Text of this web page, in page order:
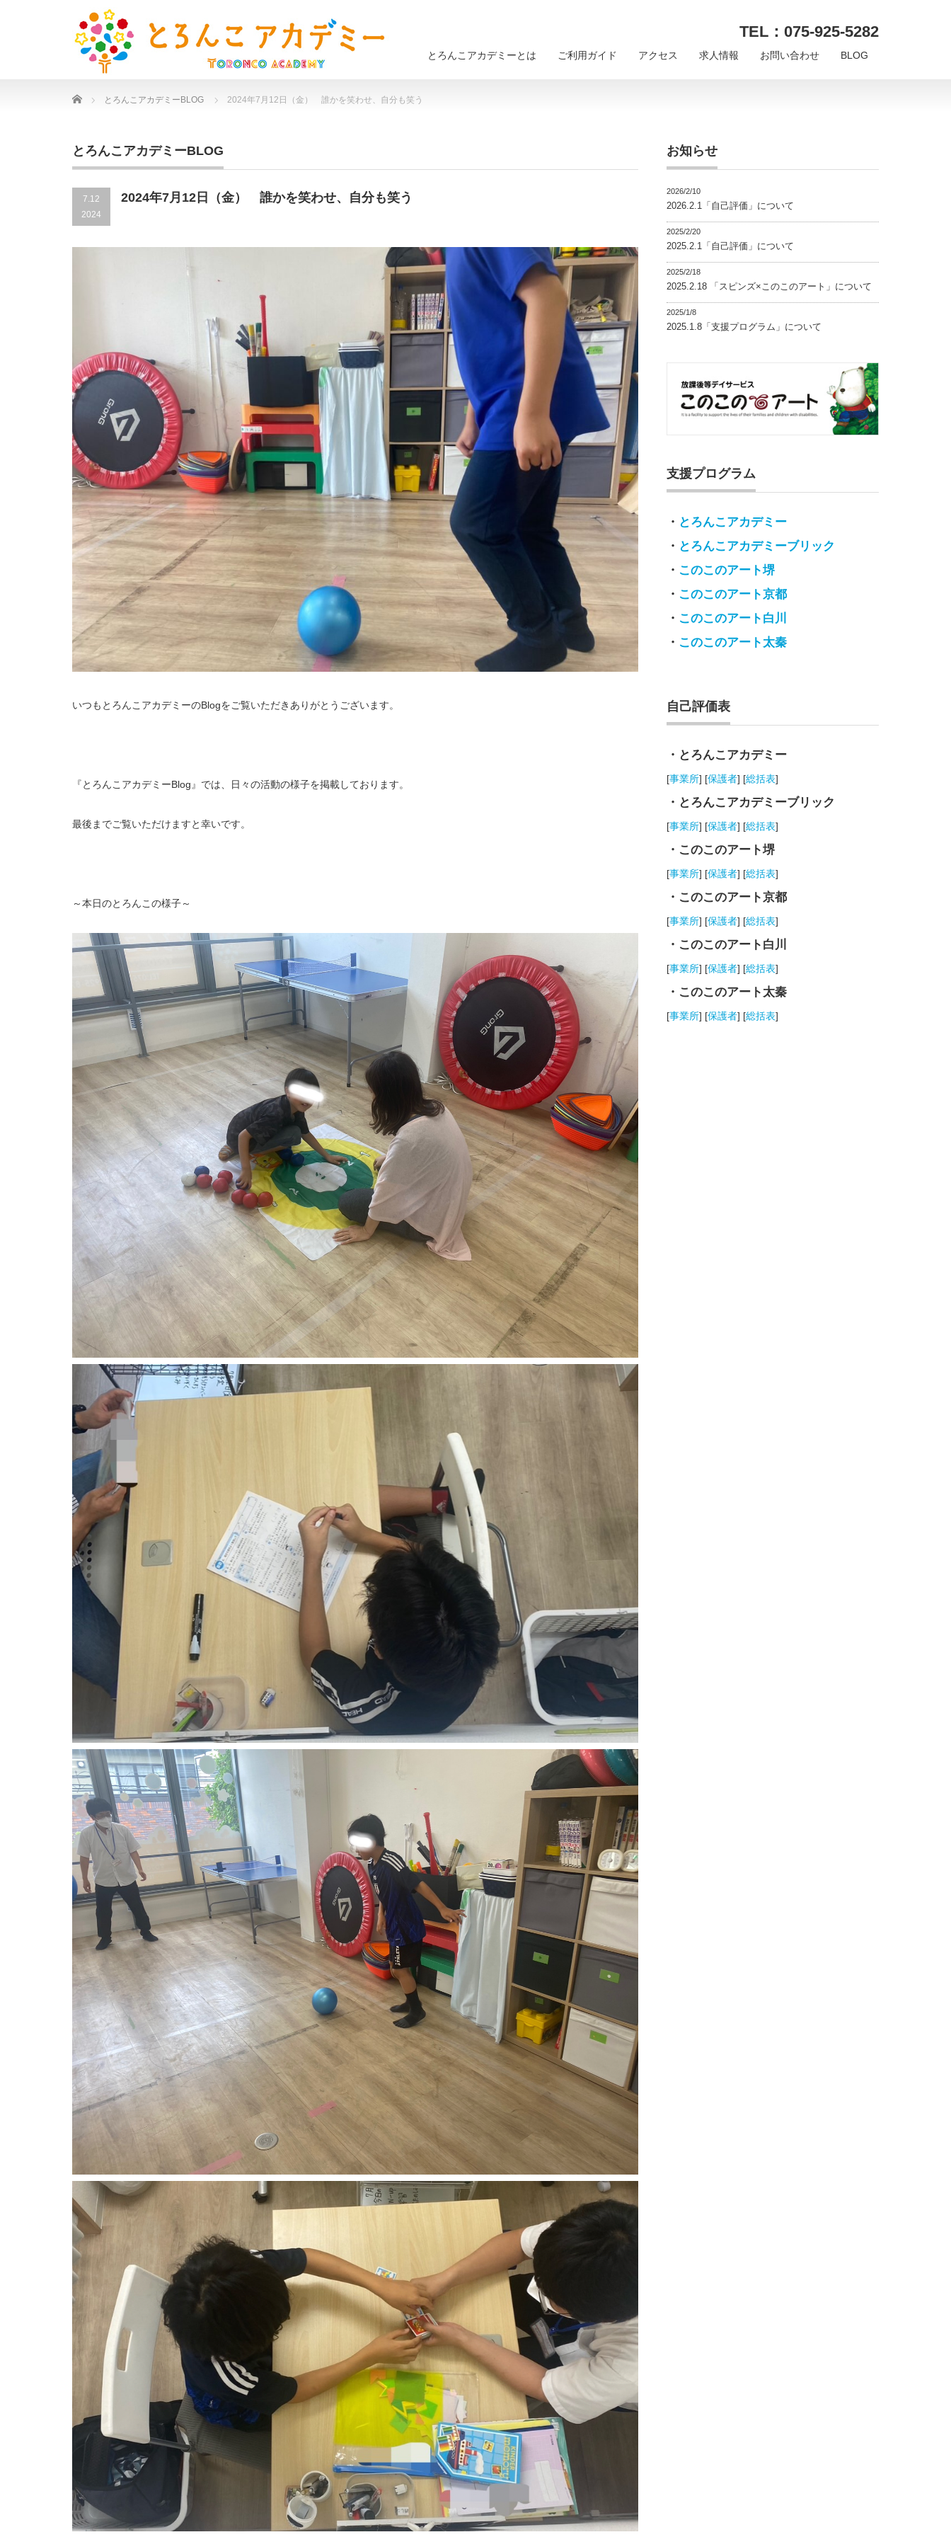
TEL：075-925-5282
とろんこアカデミーとは ご利用ガイド アクセス 求人情報 お問い合わせ BLOG
Home とろんこアカデミーBLOG 2024年7月12日（金） 誰かを笑わせ、自分も笑う
とろんこアカデミーBLOG
7.12
2024
2024年7月12日（金） 誰かを笑わせ、自分も笑う
いつもとろんこアカデミーのBlogをご覧いただきありがとうございます。
『とろんこアカデミーBlog』では、日々の活動の様子を掲載しております。
最後までご覧いただけますと幸いです。
～本日のとろんこの様子～
お知らせ
2026/2/10
2026.2.1「自己評価」について
2025/2/20
2025.2.1「自己評価」について
2025/2/18
2025.2.18 「スピンズ×このこのアート」について
2025/1/8
2025.1.8「支援プログラム」について
支援プログラム
・ とろんこアカデミー
・ とろんこアカデミーブリック
・ このこのアート堺
・ このこのアート京都
・ このこのアート白川
・ このこのアート太秦
自己評価表
・とろんこアカデミー
[事業所] [保護者] [総括表]
・とろんこアカデミーブリック
[事業所] [保護者] [総括表]
・このこのアート堺
[事業所] [保護者] [総括表]
・このこのアート京都
[事業所] [保護者] [総括表]
・このこのアート白川
[事業所] [保護者] [総括表]
・このこのアート太秦
[事業所] [保護者] [総括表]